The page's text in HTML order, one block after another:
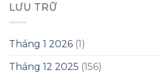
LƯU TRỮ
Tháng 1 2026 (1)
Tháng 12 2025 (156)